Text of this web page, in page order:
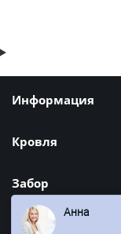
Информация
Кровля
Забор
Наши контакты
Анна